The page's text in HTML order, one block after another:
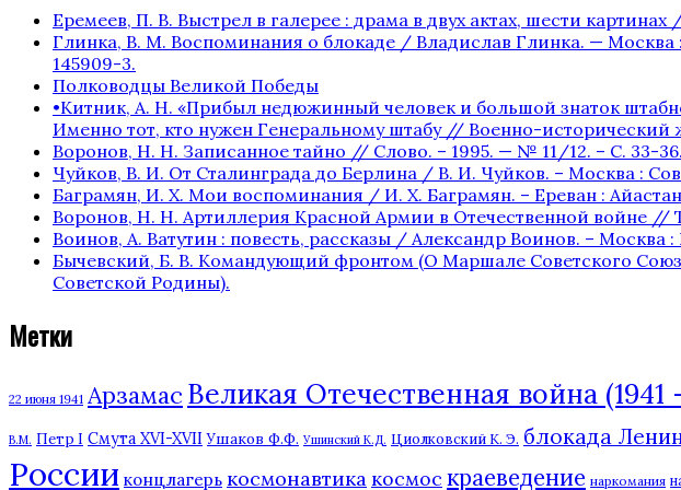
Еремеев, П. В. Выстрел в галерее : драма в двух актах, шести
Глинка, В. М. Воспоминания о блокаде / Владислав Глинка. —
145909-3.
Полководцы Великой Победы
•Китник, А. Н. «Прибыл недюжинный человек и большой знаток
Именно тот, кто нужен Генеральному штабу // Военно-исторический
Воронов, Н. Н. Записанное тайно // Слово. – 1995. — № 11/12. – С. 33-36.
Чуйков, В. И. От Сталинграда до Берлина / В. И. Чуйков. – Москва :
Баграмян, И. Х. Мои воспоминания / И. Х. Баграмян. – Ереван :
Воронов, Н. Н. Артиллерия Красной Армии в Отечественной войне //
Воинов, А. Ватутин : повесть, рассказы / Александр Воинов. – Москва :
Бычевский, Б. В. Командующий фронтом (О Маршале Советского
Советской Родины).
Метки
22 июня 1941 Арзамас Великая Отечественная война (1941
В.М. Петр I Смута XVI-XVII Ушаков Ф.Ф. Ушинский К.Д. Циолковский К. Э. блокада
России концлагерь космонавтика космос краеведение наркомания